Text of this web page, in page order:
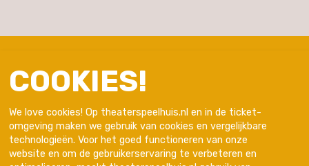
COOKIES!
We love cookies! Op theaterspeelhuis.nl en in de ticket-
omgeving maken we gebruik van cookies en vergelijkbare
technologieën. Voor het goed functioneren van onze
website en om de gebruikerservaring te verbeteren en